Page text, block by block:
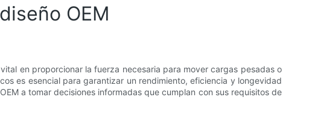
OEM
en proporcionar la fuerza necesaria para mover cargas pesadas o
es esencial para garantizar un rendimiento, eficiencia y longevidad
a tomar decisiones informadas que cumplan con sus requisitos de